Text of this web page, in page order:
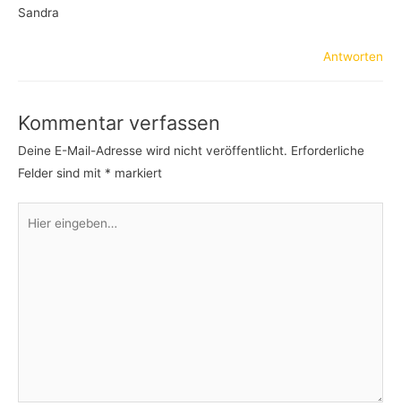
Sandra
Antworten
Kommentar verfassen
Deine E-Mail-Adresse wird nicht veröffentlicht. Erforderliche
Felder sind mit * markiert
eingeben…